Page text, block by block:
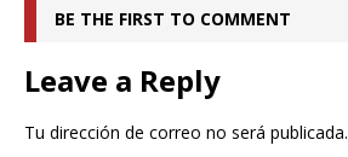
BE THE FIRST TO COMMENT
Leave a Reply
Tu dirección de correo no será publicada.